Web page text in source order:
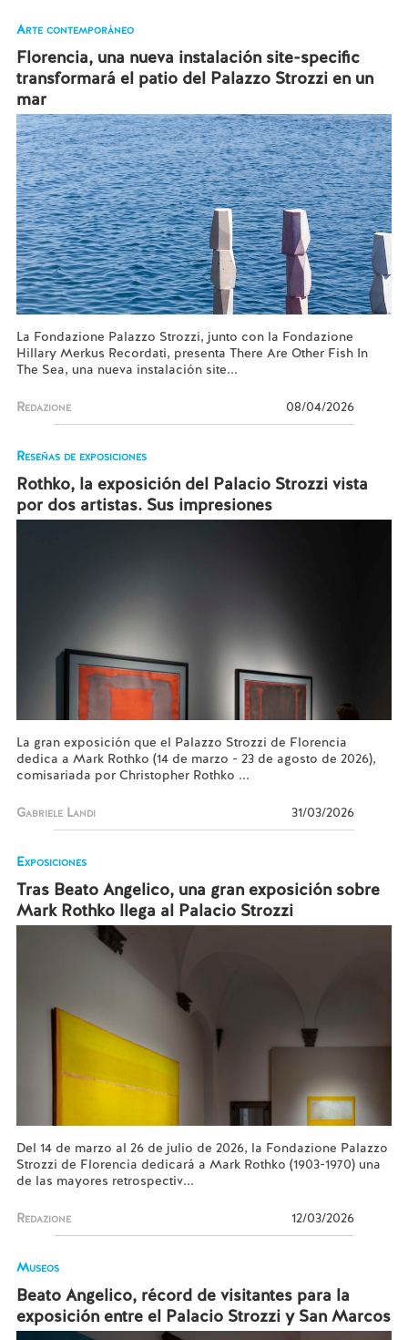
Arte contemporáneo
Florencia, una nueva instalación site-specific
transformará el patio del Palazzo Strozzi en un
mar
La Fondazione Palazzo Strozzi, junto con la Fondazione
Hillary Merkus Recordati, presenta There Are Other Fish In
The Sea, una nueva instalación site...
Redazione 08/04/2026
Reseñas de exposiciones
Rothko, la exposición del Palacio Strozzi vista
por dos artistas. Sus impresiones
La gran exposición que el Palazzo Strozzi de Florencia
dedica a Mark Rothko (14 de marzo - 23 de agosto de 2026),
comisariada por Christopher Rothko ...
Gabriele Landi 31/03/2026
Exposiciones
Tras Beato Angelico, una gran exposición sobre
Mark Rothko llega al Palacio Strozzi
Del 14 de marzo al 26 de julio de 2026, la Fondazione Palazzo
Strozzi de Florencia dedicará a Mark Rothko (1903-1970) una
de las mayores retrospectiv...
Redazione 12/03/2026
Museos
Beato Angelico, récord de visitantes para la
exposición entre el Palacio Strozzi y San Marcos